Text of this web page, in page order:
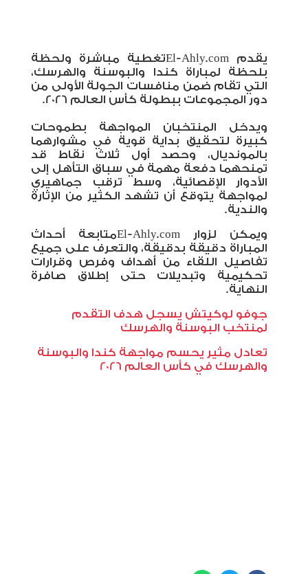
يقدم El-Ahly.comتغطية مباشرة ولحظة
بلحظة لمباراة كندا والبوسنة والهرسك،
التي تقام ضمن منافسات الجولة الأولى من
دور المجموعات ببطولة كأس العالم 2026
.
ويدخل المنتخبان المواجهة بطموحات
كبيرة لتحقيق بداية قوية في مشوارهما
بالمونديال، وحصد أول ثلاث نقاط قد
تمنحهما دفعة مهمة في سباق التأهل إلى
الأدوار الإقصائية، وسط ترقب جماهيري
لمواجهة يتوقع أن تشهد الكثير من الإثارة
والندية.
ويمكن لزوار
El-Ahly.comمتابعة أحداث
المباراة دقيقة بدقيقة، والتعرف على جميع
تفاصيل اللقاء من أهداف وفرص وقرارات
تحكيمية وتبديلات حتى إطلاق صافرة
النهاية.
جوفو لوكيتش يسجل هدف التقدم
لمنتخب البوسنة والهرسك
تعادل مثير يحسم مواجهة كندا والبوسنة
والهرسك في كأس العالم 2026